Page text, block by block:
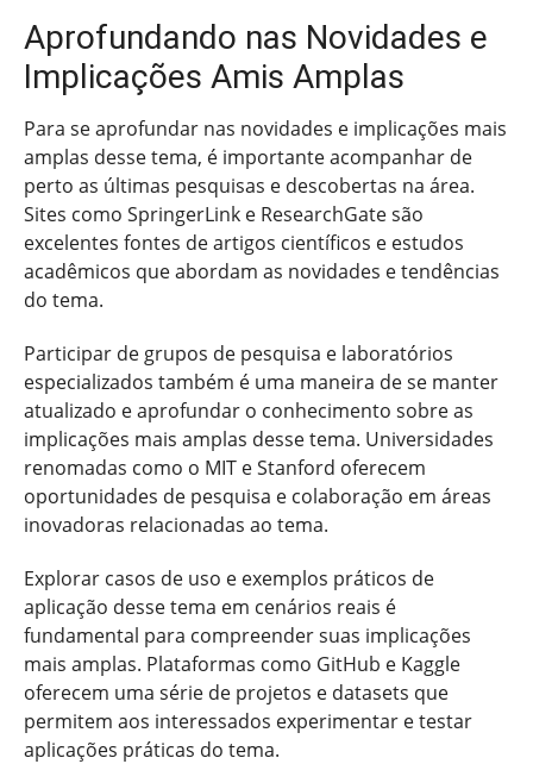
Aprofundando nas Novidades e
Implicações Amis Amplas
Para se aprofundar nas novidades e implicações mais
amplas desse tema, é importante acompanhar de
perto as últimas pesquisas e descobertas na área.
Sites como SpringerLink e ResearchGate são
excelentes fontes de artigos científicos e estudos
acadêmicos que abordam as novidades e tendências
do tema.
Participar de grupos de pesquisa e laboratórios
especializados também é uma maneira de se manter
atualizado e aprofundar o conhecimento sobre as
implicações mais amplas desse tema. Universidades
renomadas como o MIT e Stanford oferecem
oportunidades de pesquisa e colaboração em áreas
inovadoras relacionadas ao tema.
Explorar casos de uso e exemplos práticos de
aplicação desse tema em cenários reais é
fundamental para compreender suas implicações
mais amplas. Plataformas como GitHub e Kaggle
oferecem uma série de projetos e datasets que
permitem aos interessados experimentar e testar
aplicações práticas do tema.